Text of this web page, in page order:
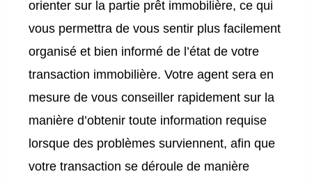
orienter sur la partie prêt immobilière, ce qui
vous permettra de vous sentir plus facilement
organisé et bien informé de l’état de votre
transaction immobilière. Votre agent sera en
mesure de vous conseiller rapidement sur la
manière d’obtenir toute information requise
lorsque des problèmes surviennent, afin que
votre transaction se déroule de manière